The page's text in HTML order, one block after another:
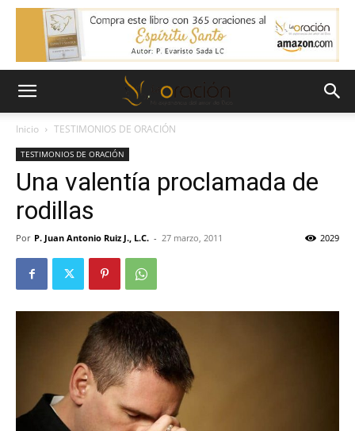
Inicio TESTIMONIOS DE ORACIÓN
TESTIMONIOS DE ORACIÓN
Una valentía proclamada de
rodillas
Por P. Juan Antonio Ruiz J., L.C. - 27 marzo, 2011 2029